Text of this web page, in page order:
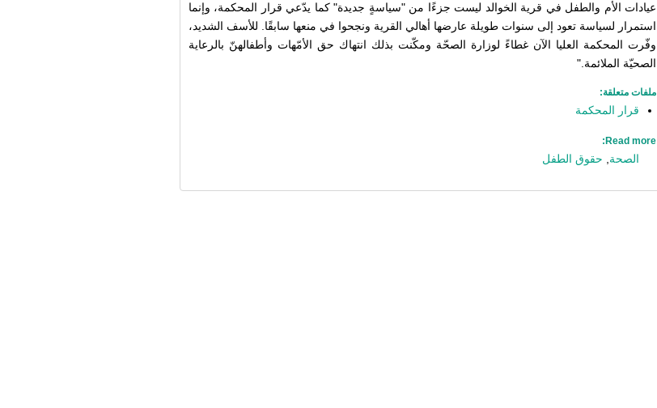
عيادات الأم والطفل في قرية الخوالد ليست جزءًا من "سياسةٍ جديدة" كما يدّعي قرار المحكمة، وإنما
استمرار لسياسة تعود إلى سنوات طويلة عارضها أهالي القرية ونجحوا في منعها سابقًا. للأسف الشديد،
وفّرت المحكمة العليا الآن غطاءً لوزارة الصحّة ومكّنت بذلك انتهاك حق الأمّهات وأطفالهنّ بالرعاية
الصحيّة الملائمة."
ملفات متعلقة:
قرار المحكمة
Read more:
الصحة حقوق الطفل